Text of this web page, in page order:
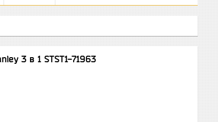
3 в 1 STST1-71963